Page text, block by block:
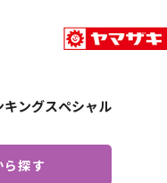
キングスペシャル
探す